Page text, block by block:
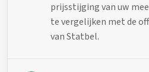
prijsstijging van uw
te vergelijken met de
van Statbel.